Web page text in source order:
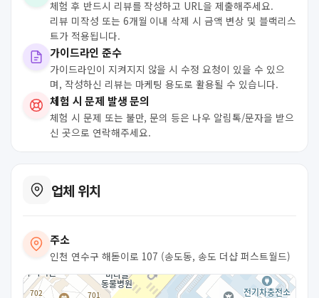
체험 후 반드시 리뷰를 작성하고 URL을 제출해주세요.
리뷰 미작성 또는 6개월 이내 삭제 시 금액 변상 및 블랙리스
트가 적용됩니다.
가이드라인 준수
가이드라인이 지켜지지 않을 시 수정 요청이 있을 수 있으
며, 작성하신 리뷰는 마케팅 용도로 활용될 수 있습니다.
체험 시 문제 발생 문의
체험 시 문제 또는 불만, 문의 등은 나우 알림톡/문자을 받으
신 곳으로 연락해주세요.
업체 위치
주소
인천 연수구 해돋이로 107 (송도동, 송도 더샵 퍼스트월드)